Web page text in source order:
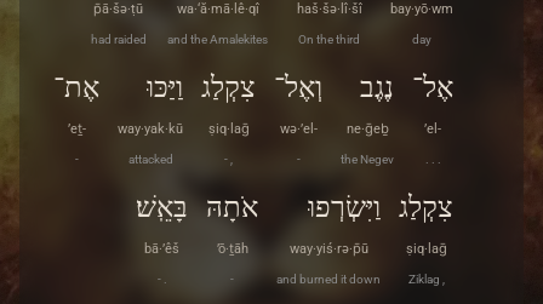
bay·yō·wm
day
haš·šə·lî·šî
On the third
wa·‘ă·mā·lê·qî
and the Amalekites
p̄ā·šə·ṭū
had raided
אֶל־
’el-
. . .
נֶגֶב
ne·ḡeḇ
the Negev
וְאֶל־
wə·’el-
-
צִקְלַג
ṣiq·laḡ
- ,
וַיַּכּוּ
way·yak·kū
attacked
אֶת־
’eṯ-
-
צִקְלַג
ṣiq·laḡ
Ziklag ,
וַיִּשְׂרְפוּ
way·yiś·rə·p̄ū
and burned it down
אֹתָהּ
’ō·ṯāh
-
בָּאֵֽשׁ׃
bā·’êš
- .